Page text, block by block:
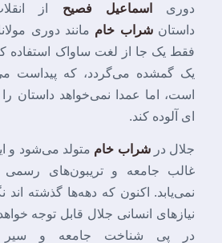
دوری اسماعیل فصیح از
داستانشراب خام مانند دوری
فقط یک جا از لغت ساواک استفاده
یک گمشده می‌گردد، که پیداست
است، اما عمدا نمی‌خواهد داستان
ای آلوده کند.
جلال درشراب خام متولد می‌شود و
غالب جامعه و تریبون‌های رسمی
نمی‌یابد. اکنون که دهه‌ها گذشته
نیازهای انسانی جلال قابل توجه
در پی شناخت جامعه و سیر